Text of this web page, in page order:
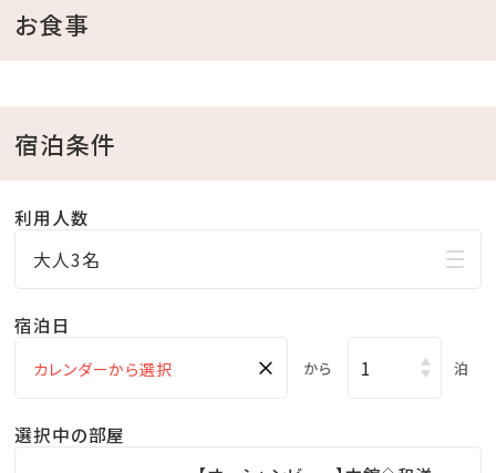
＝＝＝＝＝＝＝＝＝＝＝＝＝＝＝＝＝＝＝＝
□沖縄と言えば海！ホテル目の前がプライベートビーチ
♪
チェックイン後、お部屋で水着に着替えてビーチへ直
行！
小さなお子様連れのパパママも屋外プールだったら
お楽しみ頂けます♪
※遊泳期間…４月～１０月末迄
お食事
宿泊条件
利用人数
大人3名
宿泊日
× から 泊
選択中の部屋